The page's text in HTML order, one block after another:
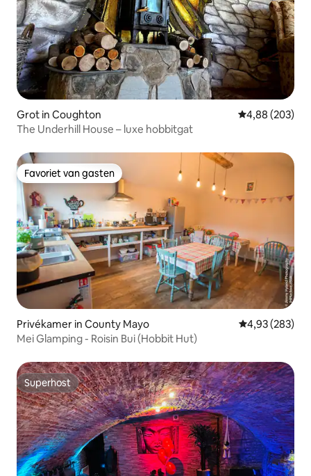
Grot in Coughton Gemiddelde
4,88 (203)
The Underhill House – luxe hobbitgat
Favoriet van gasten
Favoriet van gasten
Privékamer in County Mayo Gemiddelde
4,93 (283)
Mei Glamping - Roisin Bui (Hobbit Hut)
Superhost
Superhost